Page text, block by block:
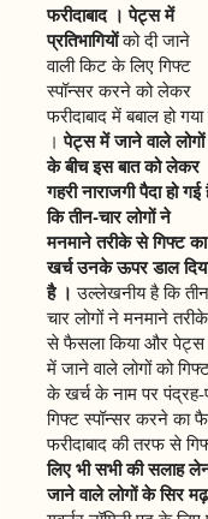
फरीदाबाद । पेट्स में
प्रतिभागियोंको दी जाने
वाली किट के लिए गिफ्ट
स्पॉन्सर करने को लेकर
फरीदाबाद में बबाल हो
।पेट्स में जाने वाले लोगों
के बीच इस बात को लेकर
गहरी नाराजगी पैदा हो गई
कि तीन-चार लोगों ने
मनमाने तरीके से गिफ्ट का
खर्च उनके ऊपर डाल
है ।उल्लेखनीय है कि
चार लोगों ने मनमाने तरीके
से फैसला किया और पेट्स
में जाने वाले लोगों को
के खर्च के नाम पर पंद्रह-
गिफ्ट स्पॉन्सर करने का
फरीदाबाद की तरफ से
लिए भी सभी की सलाह
जाने वाले लोगों के सिर मढ़